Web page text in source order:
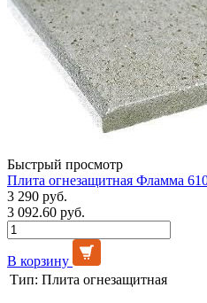
Быстрый просмотр
Плита огнезащитная Фламма
3 290 руб.
3 092.60 руб.
В корзину
Тип: Плита огнезащитная